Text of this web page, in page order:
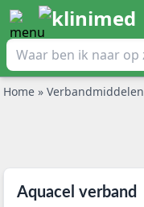
Home » Verbandmiddelen
Aquacel verband